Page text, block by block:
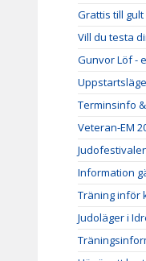
Grattis till
Vill du testa
Gunvor Löf -
Terminsinfo
Veteran-EM
Information
Träning inför
Judoläger i